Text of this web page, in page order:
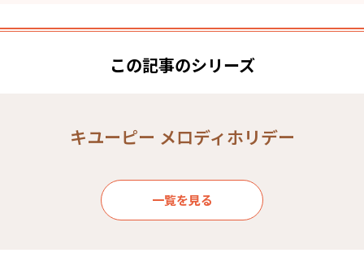
この記事のシリーズ
キユーピー メロディホリデー
一覧を見る